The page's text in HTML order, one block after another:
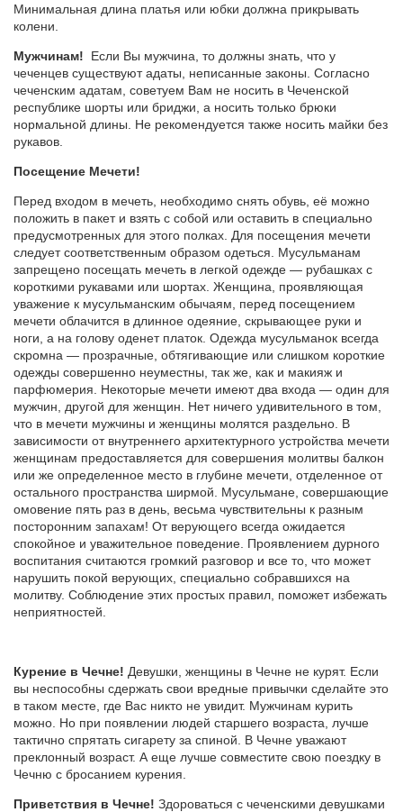
Минимальная длина платья или юбки должна прикрывать
колени.
Мужчинам! Если Вы мужчина, то должны знать, что у
чеченцев существуют адаты, неписанные законы. Согласно
чеченским адатам, советуем Вам не носить в Чеченской
республике шорты или бриджи, а носить только брюки
нормальной длины. Не рекомендуется также носить майки без
рукавов.
Посещение Мечети!
Перед входом в мечеть, необходимо снять обувь, её можно
положить в пакет и взять с собой или оставить в специально
предусмотренных для этого полках. Для посещения мечети
следует соответственным образом одеться. Мусульманам
запрещено посещать мечеть в легкой одежде — рубашках с
короткими рукавами или шортах. Женщина, проявляющая
уважение к мусульманским обычаям, перед посещением
мечети облачится в длинное одеяние, скрывающее руки и
ноги, а на голову оденет платок. Одежда мусульманок всегда
скромна — прозрачные, обтягивающие или слишком короткие
одежды совершенно неуместны, так же, как и макияж и
парфюмерия. Некоторые мечети имеют два входа — один для
мужчин, другой для женщин. Нет ничего удивительного в том,
что в мечети мужчины и женщины молятся раздельно. В
зависимости от внутреннего архитектурного устройства мечети
женщинам предоставляется для совершения молитвы балкон
или же определенное место в глубине мечети, отделенное от
остального пространства ширмой. Мусульмане, совершающие
омовение пять раз в день, весьма чувствительны к разным
посторонним запахам! От верующего всегда ожидается
спокойное и уважительное поведение. Проявлением дурного
воспитания считаются громкий разговор и все то, что может
нарушить покой верующих, специально собравшихся на
молитву. Соблюдение этих простых правил, поможет избежать
неприятностей.
Курение в Чечне! Девушки, женщины в Чечне не курят. Если
вы неспособны сдержать свои вредные привычки сделайте это
в таком месте, где Вас никто не увидит. Мужчинам курить
можно. Но при появлении людей старшего возраста, лучше
тактично спрятать сигарету за спиной. В Чечне уважают
преклонный возраст. А еще лучше совместите свою поездку в
Чечню с бросанием курения.
Приветствия в Чечне! Здороваться с чеченскими девушками